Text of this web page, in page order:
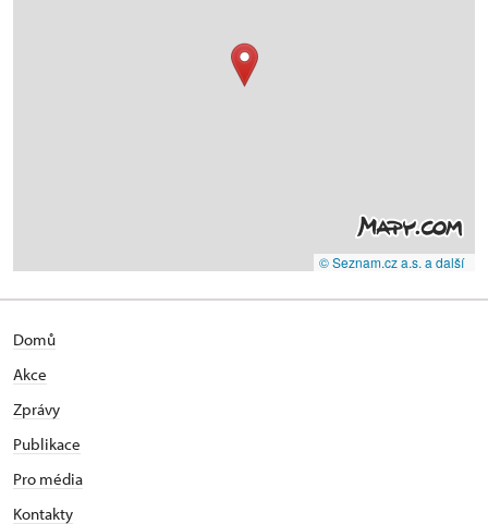
© Seznam.cz a.s. a další
Domů
Akce
Zprávy
Publikace
Pro média
Kontakty